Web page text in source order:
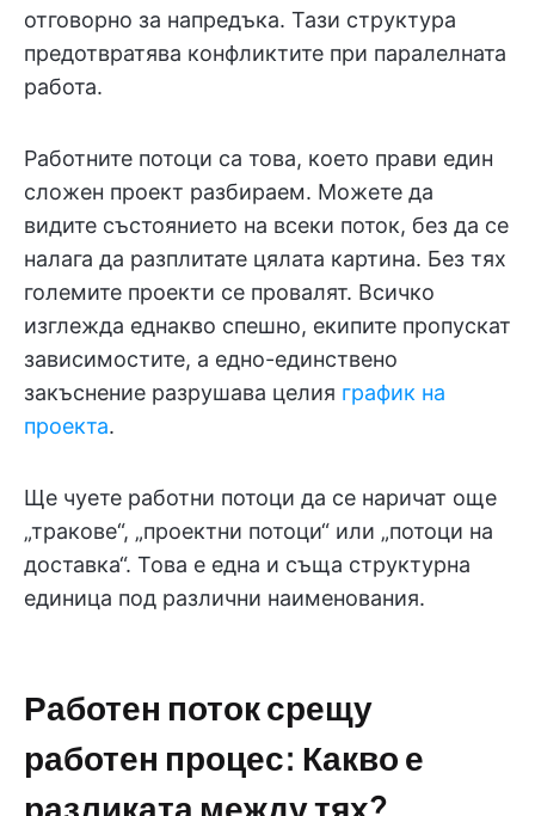
отговорно за напредъка. Тази структура
предотвратява конфликтите при паралелната
работа.
Работните потоци са това, което прави един
сложен проект разбираем. Можете да
видите състоянието на всеки поток, без да се
налага да разплитате цялата картина. Без тях
големите проекти се провалят. Всичко
изглежда еднакво спешно, екипите пропускат
зависимостите, а едно-единствено
закъснение разрушава целия график на
проекта.
Ще чуете работни потоци да се наричат още
„тракове“, „проектни потоци“ или „потоци на
доставка“. Това е една и съща структурна
единица под различни наименования.
Работен поток срещу
работен процес: Какво е
разликата между тях?